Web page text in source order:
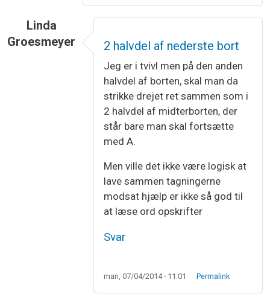
Linda
Groesmeyer
2 halvdel af nederste bort
Jeg er i tvivl men på den anden
halvdel af borten, skal man da
strikke drejet ret sammen som i
2 halvdel af midterborten, der
står bare man skal fortsætte
med A.
Men ville det ikke være logisk at
lave sammen tagningerne
modsat hjælp er ikke så god til
at læse ord opskrifter
Svar
man, 07/04/2014 - 11:01 Permalink